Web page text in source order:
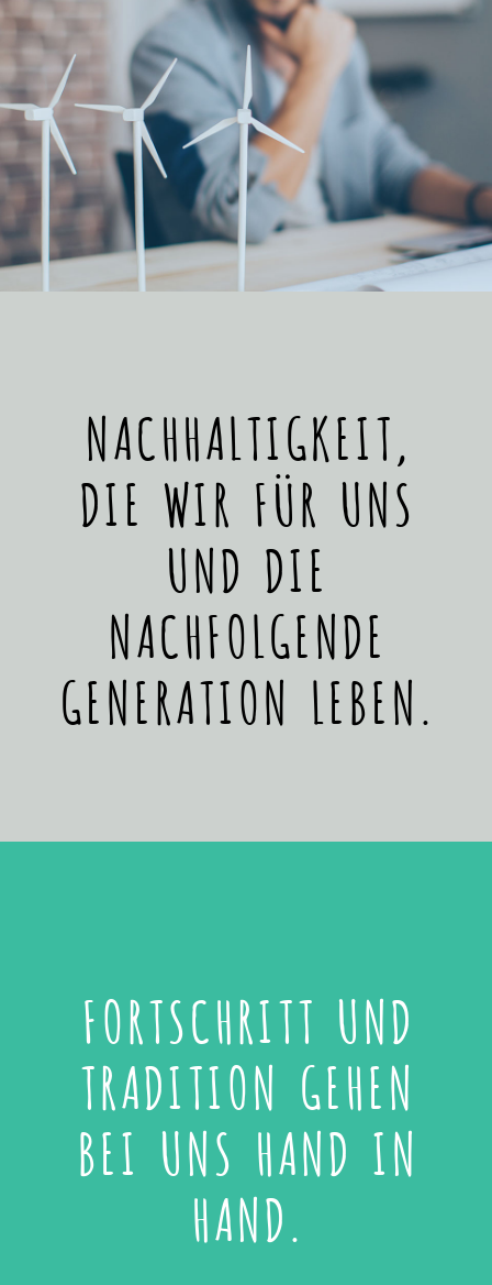
NACHHALTIGKEIT,
DIE WIR FÜR UNS
UND DIE
NACHFOLGENDE
GENERATION LEBEN.
FORTSCHRITT UND
TRADITION GEHEN
BEI UNS HAND IN
HAND.